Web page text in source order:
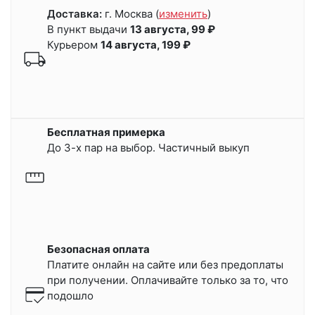
Доставка: г. Москва (изменить)
В пункт выдачи 13 августа, 99 ₽
Курьером 14 августа, 199 ₽
Бесплатная примерка
До 3-х пар на выбор. Частичный выкуп
Безопасная оплата
Платите онлайн на сайте или без предоплаты
при получении. Оплачивайте только за то, что
подошло